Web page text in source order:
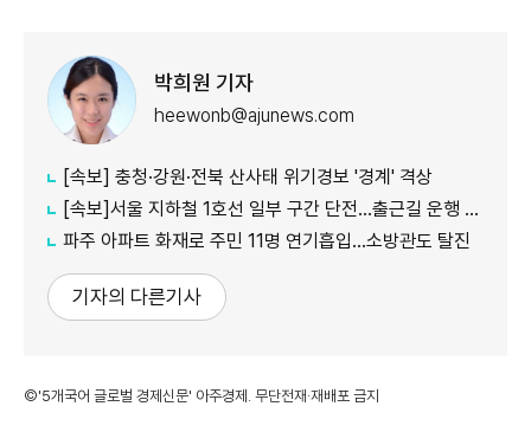
박희원 기자
heewonb@ajunews.com
[속보] 충청·강원·전북 산사태 위기경보 '경계' 격상
[속보]서울 지하철 1호선 일부 구간 단전…출근길 운행 지연
파주 아파트 화재로 주민 11명 연기흡입…소방관도 탈진
기자의 다른기사
©'5개국어 글로벌 경제신문' 아주경제. 무단전재·재배포 금지